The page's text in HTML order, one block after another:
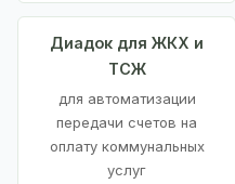
Диадок для ЖКХ и
ТСЖ
для автоматизации
передачи счетов на
оплату коммунальных
услуг